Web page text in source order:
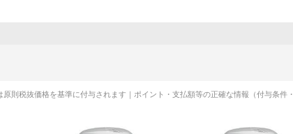
原則税抜価格を基準に付与されます｜ポイント・支払額等の正確な情報（付与条件